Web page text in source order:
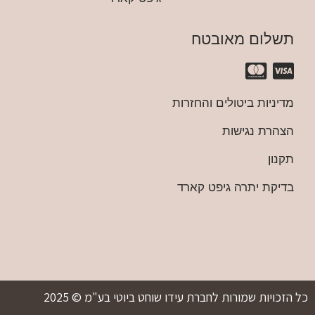
תשלום מאובטח
מדיניות ביטולים והחזרות
הצהרת נגישות
תקנון
בדיקת יתרה גיפט קארד
כל הזכויות שמורות לחברת עידו שוחט ביוטי בע"מ © 2025